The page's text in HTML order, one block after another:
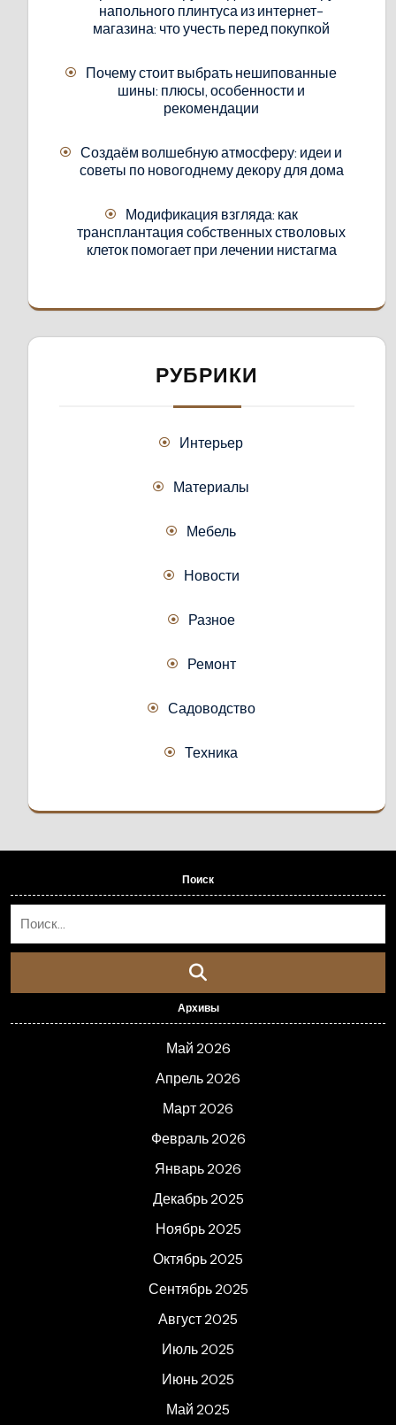
напольного плинтуса из интернет-
магазина: что учесть перед покупкой
Почему стоит выбрать нешипованные
шины: плюсы, особенности и
рекомендации
Создаём волшебную атмосферу: идеи и
советы по новогоднему декору для дома
Модификация взгляда: как
трансплантация собственных стволовых
клеток помогает при лечении нистагма
РУБРИКИ
Интерьер
Материалы
Мебель
Новости
Разное
Ремонт
Садоводство
Техника
Поиск
Архивы
Май 2026
Апрель 2026
Март 2026
Февраль 2026
Январь 2026
Декабрь 2025
Ноябрь 2025
Октябрь 2025
Сентябрь 2025
Август 2025
Июль 2025
Июнь 2025
Май 2025